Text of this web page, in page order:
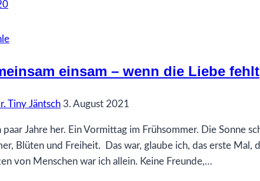
einsam – wenn die Liebe fehlt
Tiny Jäntsch 3. August 2021
paar Jahre her. Ein Vormittag im Frühsommer. Die Sonne
Blüten und Freiheit. Das war, glaube ich, das erste
von Menschen war ich allein. Keine Freunde,…